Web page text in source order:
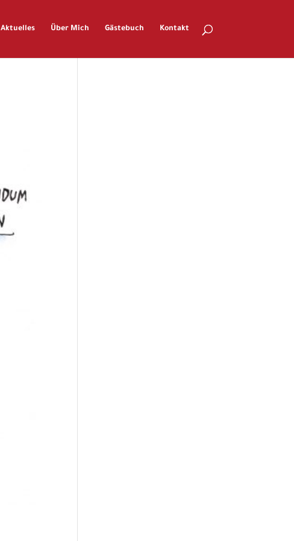
Aktuelles Über Mich Gästebuch Kontakt